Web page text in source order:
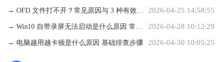
→ OFD 文件打不开？常见原因与 3 种有效解
决方法
2026-04-25 14:58:55
→ Win10 自带录屏无法启动是什么原因 常规
修复方法
2026-04-28 10:12:29
→ 电脑越用越卡顿是什么原因 基础排查步骤 2026-04-30 10:05:25